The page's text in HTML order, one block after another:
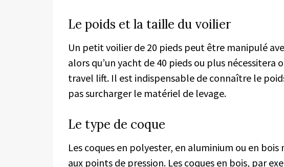
Le poids et la taille du voilier
Un petit voilier de 20 pieds peut être manipulé
alors qu’un yacht de 40 pieds ou plus
travel lift. Il est indispensable de connaître le
pas surcharger le matériel de levage.
Le type de coque
Les coques en polyester, en aluminium ou en bois
aux points de pression. Les coques en bois, par